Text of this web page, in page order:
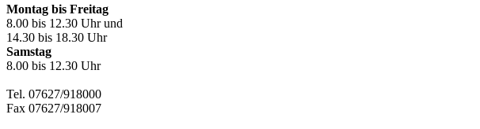
Montag bis Freitag
8.00 bis 12.30 Uhr und
14.30 bis 18.30 Uhr
Samstag
8.00 bis 12.30 Uhr
Tel. 07627/918000
Fax 07627/918007